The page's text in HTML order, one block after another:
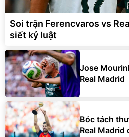
Soi trận Ferencvaros vs
siết kỷ luật
Jose
Real Madrid
Bóc tách
Real Madrid